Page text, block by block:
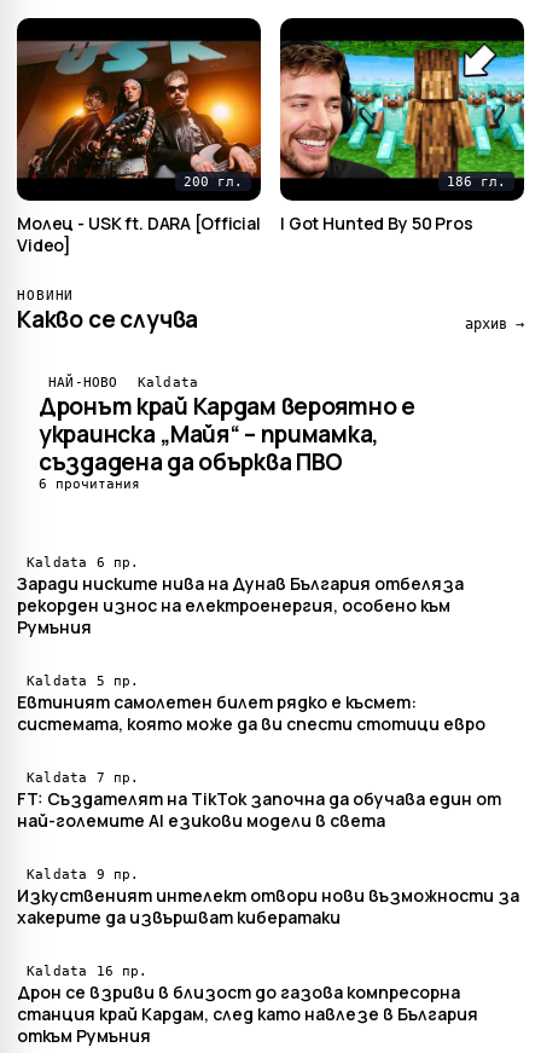
BRAINROT
200 гл.
Mолец - USK ft. DARA [Official
Video]
186 гл.
I Got Hunted By 50 Pros
НОВИНИ
Какво се случва архив →
НАЙ-НОВО Kaldata
Дронът край Кардам вероятно е
украинска „Майя“ – примамка,
създадена да обърква ПВО
6 прочитания
Kaldata 6 пр.
Заради ниските нива на Дунав България отбеляза
рекорден износ на електроенергия, особено към
Румъния
Kaldata 5 пр.
Евтиният самолетен билет рядко е късмет:
системата, която може да ви спести стотици евро
Kaldata 7 пр.
FT: Създателят на TikTok започна да обучава един от
най-големите AI езикови модели в света
Kaldata 9 пр.
Изкуственият интелект отвори нови възможности за
хакерите да извършват кибератаки
Kaldata 16 пр.
Дрон се взриви в близост до газова компресорна
станция край Кардам, след като навлезе в България
откъм Румъния